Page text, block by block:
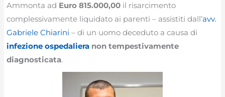
Ammonta ad Euro 815.000,00 il risarcimento
complessivamente liquidato ai parenti – assistiti dall’avv.
Gabriele Chiarini – di un uomo deceduto a causa di
infezione ospedaliera non tempestivamente
diagnosticata.